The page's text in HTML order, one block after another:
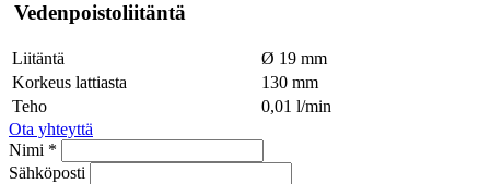
Vedenpoistoliitäntä
Liitäntä
Ø 19 mm
Korkeus lattiasta
130 mm
Teho
0,01 l/min
Ota yhteyttä
Nimi *
Sähköposti